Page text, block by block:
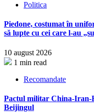
Politica
Piedone, costumat în
să lupte cu cei care l-au
10 august 2026
1 min read
Recomandate
Pactul militar China-Iran-
Beijingul